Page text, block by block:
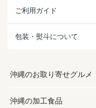
ご利用ガイド
包装・熨斗について
沖縄のお取り寄せグルメ
お取り寄せグルメ
沖縄の加工食品